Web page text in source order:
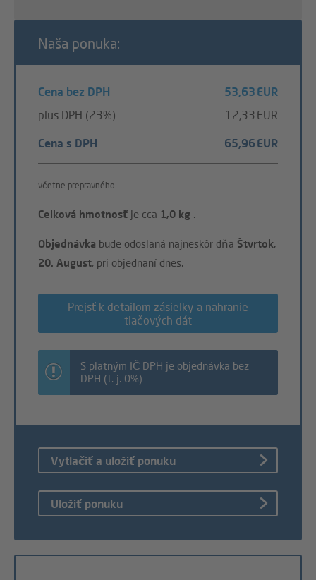
Naša ponuka:
Cena bez DPH
53,63 EUR
plus DPH (23%)
12,33 EUR
Cena s DPH 65,96 EUR
včetne prepravného
Celková hmotnosť je cca 1,0 kg .
Objednávka bude odoslaná najneskôr dňa Štvrtok,
20. August, pri objednaní dnes.
Prejsť k detailom zásielky a nahranie
tlačových dát
S platným IČ DPH je objednávka bez
DPH (t. j. 0%)
Vytlačiť a uložiť ponuku
Uložiť ponuku